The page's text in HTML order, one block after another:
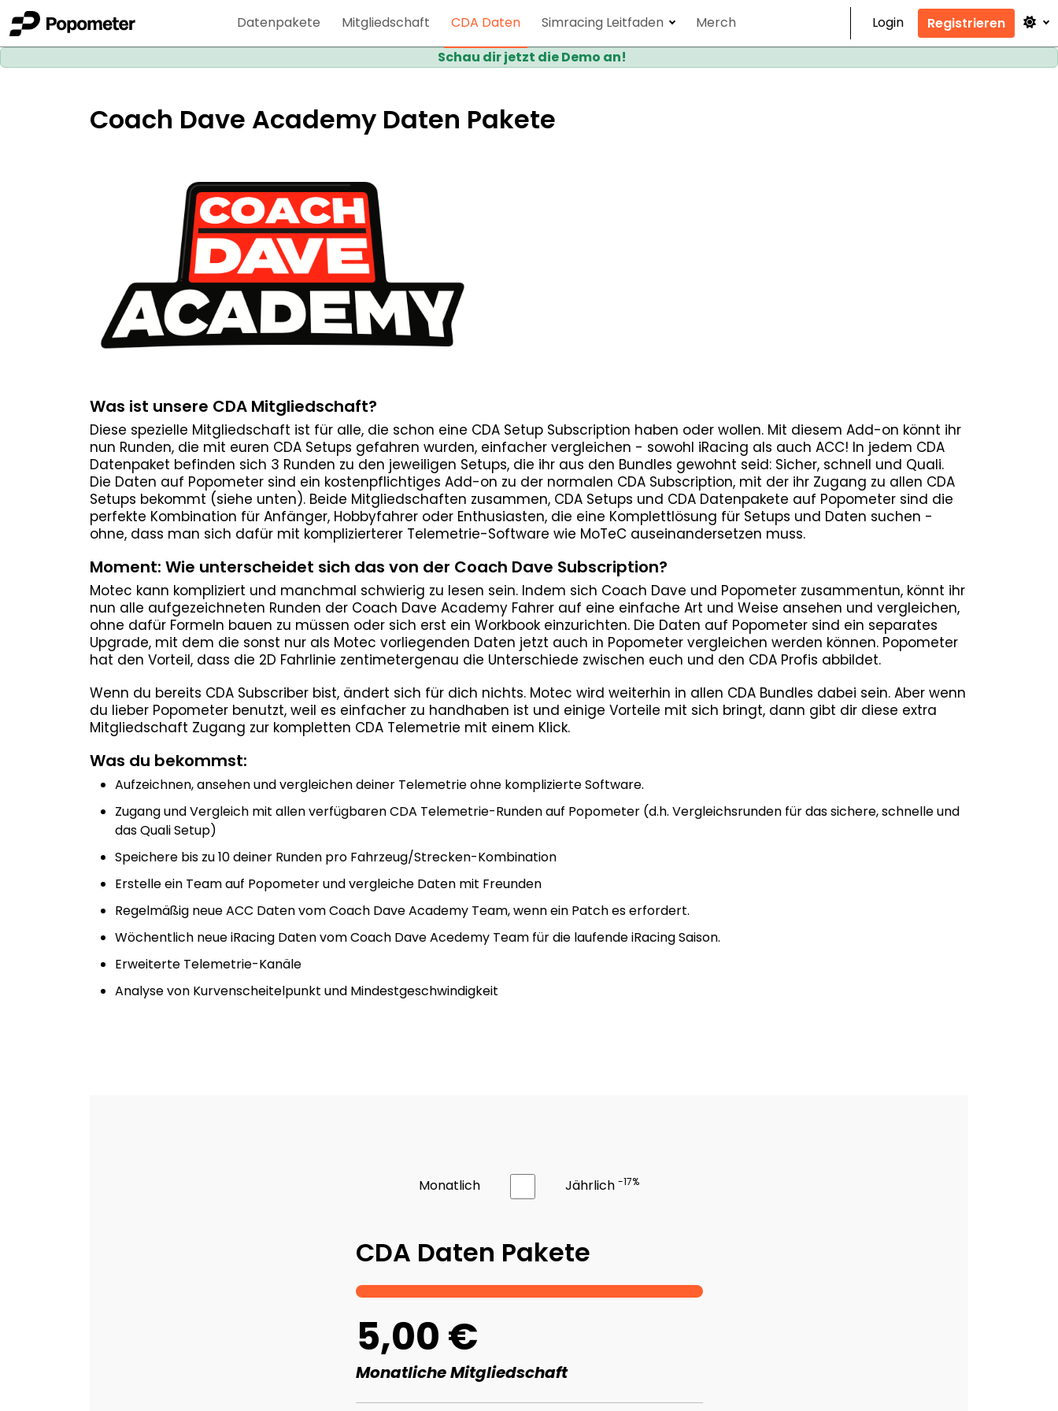
Datenpakete Mitgliedschaft CDA Daten Simracing Leitfaden Merch Login
Registrieren
Schau dir jetzt die Demo an!
Coach Dave Academy Daten Pakete
Was ist unsere CDA Mitgliedschaft?
Diese spezielle Mitgliedschaft ist für alle, die schon eine CDA Setup Subscription haben oder wollen. Mit diesem Add-on könnt ihr
nun Runden, die mit euren CDA Setups gefahren wurden, einfacher vergleichen - sowohl iRacing als auch ACC! In jedem CDA
Datenpaket befinden sich 3 Runden zu den jeweiligen Setups, die ihr aus den Bundles gewohnt seid: Sicher, schnell und Quali.
Die Daten auf Popometer sind ein kostenpflichtiges Add-on zu der normalen CDA Subscription, mit der ihr Zugang zu allen CDA
Setups bekommt (siehe unten). Beide Mitgliedschaften zusammen, CDA Setups und CDA Datenpakete auf Popometer sind die
perfekte Kombination für Anfänger, Hobbyfahrer oder Enthusiasten, die eine Komplettlösung für Setups und Daten suchen -
ohne, dass man sich dafür mit komplizierterer Telemetrie-Software wie MoTeC auseinandersetzen muss.
Moment: Wie unterscheidet sich das von der Coach Dave Subscription?
Motec kann kompliziert und manchmal schwierig zu lesen sein. Indem sich Coach Dave und Popometer zusammentun, könnt ihr
nun alle aufgezeichneten Runden der Coach Dave Academy Fahrer auf eine einfache Art und Weise ansehen und vergleichen,
ohne dafür Formeln bauen zu müssen oder sich erst ein Workbook einzurichten. Die Daten auf Popometer sind ein separates
Upgrade, mit dem die sonst nur als Motec vorliegenden Daten jetzt auch in Popometer vergleichen werden können. Popometer
hat den Vorteil, dass die 2D Fahrlinie zentimetergenau die Unterschiede zwischen euch und den CDA Profis abbildet.
Wenn du bereits CDA Subscriber bist, ändert sich für dich nichts. Motec wird weiterhin in allen CDA Bundles dabei sein. Aber wenn
du lieber Popometer benutzt, weil es einfacher zu handhaben ist und einige Vorteile mit sich bringt, dann gibt dir diese extra
Mitgliedschaft Zugang zur kompletten CDA Telemetrie mit einem Klick.
Was du bekommst:
Aufzeichnen, ansehen und vergleichen deiner Telemetrie ohne komplizierte Software.
Zugang und Vergleich mit allen verfügbaren CDA Telemetrie-Runden auf Popometer (d.h. Vergleichsrunden für das sichere, schnelle und
das Quali Setup)
Speichere bis zu 10 deiner Runden pro Fahrzeug/Strecken-Kombination
Erstelle ein Team auf Popometer und vergleiche Daten mit Freunden
Regelmäßig neue ACC Daten vom Coach Dave Academy Team, wenn ein Patch es erfordert.
Wöchentlich neue iRacing Daten vom Coach Dave Acedemy Team für die laufende iRacing Saison.
Erweiterte Telemetrie-Kanäle
Analyse von Kurvenscheitelpunkt und Mindestgeschwindigkeit
Monatlich Jährlich -17%
CDA Daten Pakete
5,00 €
Monatliche Mitgliedschaft